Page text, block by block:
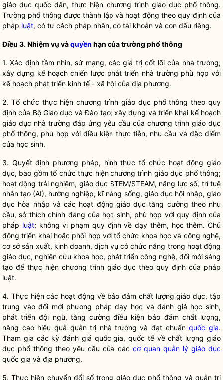
giáo dục quốc dân, thực hiện chương trình giáo dục phổ thông.
Trường phổ thông được thành lập và hoạt động theo quy định của
pháp luật, có tư cách pháp nhân, có tài khoản và con dấu riêng.
Điều 3. Nhiệm vụ vàquyền hạn của trường phổ thông
1. Xác định tầm nhìn, sứ mạng, các giá trị cốt lõi của nhà trường;
xây dựng kế hoạch chiến lược phát triển nhà trường phù hợp với
kế hoạch phát triển kinh tế - xã hội của địa phương.
2. Tổ chức thực hiện chương trình giáo dục phổ thông theo quy
định của Bộ Giáo dục và Đào tạo; xây dựng và triển khai kế hoạch
giáo dục nhà trường đáp ứng yêu cầu của chương trình giáo dục
phổ thông, phù hợp với điều kiện thực tiễn, nhu cầu và đặc điểm
của học sinh.
3. Quyết định phương pháp, hình thức tổ chức hoạt động giáo
dục, bao gồm tổ chức thực hiện chương trình giáo dục phổ thông;
hoạt động trải nghiệm, giáo dục STEM/STEAM, năng lực số, trí tuệ
nhân tạo (AI), hướng nghiệp, kĩ năng sống, giáo dục hội nhập, giáo
dục hòa nhập và các hoạt động giáo dục tăng cường theo nhu
cầu, sở thích chính đáng của học sinh, phù hợp với quy định của
pháp luật; không vi phạm quy định về dạy thêm, học thêm. Chủ
động triển khai hoặc phối hợp với tổ chức khoa học và công nghệ,
cơ sở sản xuất, kinh doanh, dịch vụ có chức năng trong hoạt động
giáo dục, nghiên cứu khoa học, phát triển công nghệ, đổi mới sáng
tạo để thực hiện chương trình giáo dục theo quy định của pháp
luật.
4. Thực hiện các hoạt động về bảo đảm chất lượng giáo dục, tập
trung vào đổi mới phương pháp dạy học và đánh giá học sinh,
phát triển đội ngũ, tăng cường điều kiện bảo đảm chất lượng,
nâng cao hiệu quả quản trị nhà trường và đạt chuẩnquốc gia.
Tham gia các kỳ đánh giá quốc gia, quốc tế về chất lượng giáo
dục phổ thông theo yêu cầu của các cơ quan quản lý giáo dục
quốc gia và địa phương.
5. Thực hiện chuyển đổi số trong giáo dục phổ thông và quản trị